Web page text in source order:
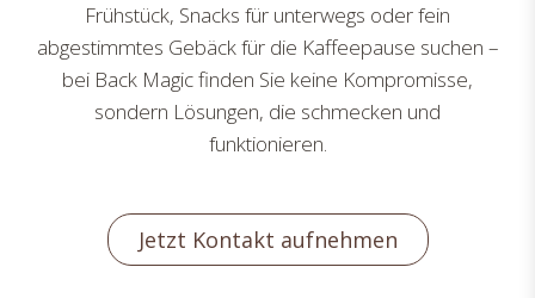
Frühstück, Snacks für unterwegs oder fein
abgestimmtes Gebäck für die Kaffeepause suchen –
bei Back Magic finden Sie keine Kompromisse,
sondern Lösungen, die schmecken und
funktionieren.
Jetzt Kontakt aufnehmen